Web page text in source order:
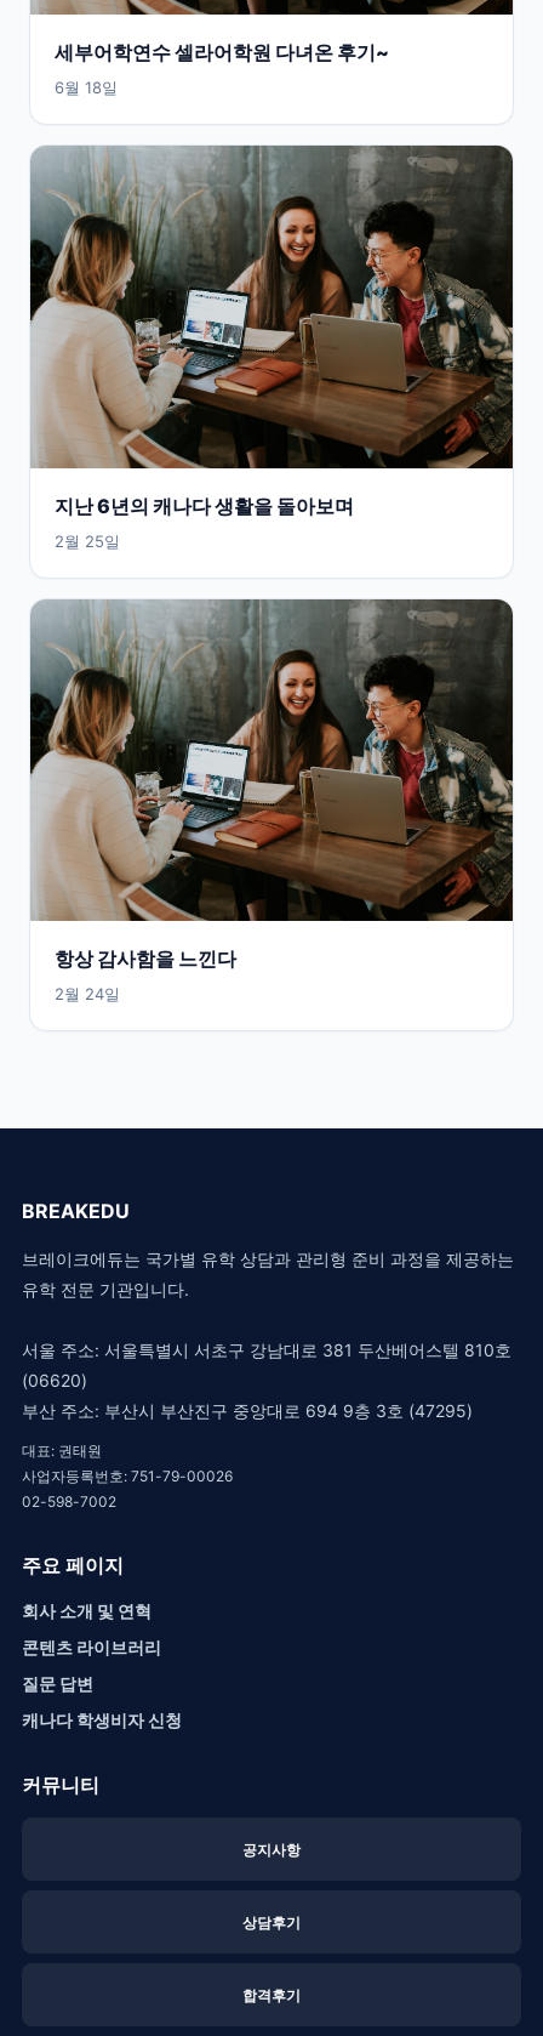
세부어학연수 셀라어학원 다녀온 후기~
6월 18일
지난 6년의 캐나다 생활을 돌아보며
2월 25일
항상 감사함을 느낀다
2월 24일
BREAKEDU
브레이크에듀는 국가별 유학 상담과 관리형 준비 과정을 제공하는
유학 전문 기관입니다.
서울 주소: 서울특별시 서초구 강남대로 381 두산베어스텔 810호
(06620)
부산 주소: 부산시 부산진구 중앙대로 694 9층 3호 (47295)
대표: 권태원
사업자등록번호: 751-79-00026
02-598-7002
주요 페이지
회사 소개 및 연혁
콘텐츠 라이브러리
질문 답변
캐나다 학생비자 신청
커뮤니티
공지사항
상담후기
합격후기